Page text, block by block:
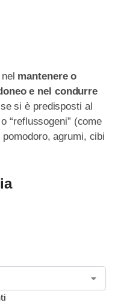
mantenere o
e nel condurre
si è predisposti al
“reflussogeni” (come
agrumi, cibi